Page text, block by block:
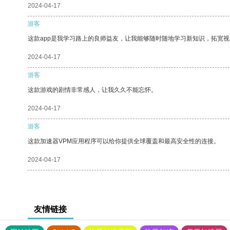
2024-04-17
游客
这款app是我学习路上的良师益友，让我能够随时随地学习新知识，拓宽
2024-04-17
游客
这款游戏的剧情非常感人，让我久久不能忘怀。
2024-04-17
游客
这款加速器VPM应用程序可以给你提供全球覆盖和最高安全性的连接。
2024-04-17
友情链接